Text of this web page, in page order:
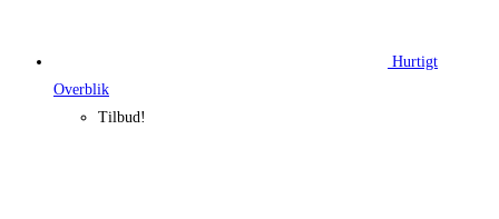
Hurtigt
Overblik
Tilbud!